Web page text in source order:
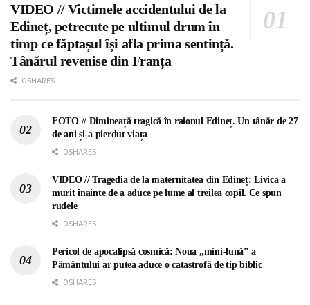
VIDEO // Victimele accidentului de la
Edineț, petrecute pe ultimul drum în
timp ce făptașul își afla prima sentință.
Tânărul revenise din Franța
0 SHARES
FOTO // Dimineață tragică în raionul Edineț. Un tânăr de 27
de ani și-a pierdut viața
0 SHARES
VIDEO // Tragedia de la maternitatea din Edineț: Livica a
murit înainte de a aduce pe lume al treilea copil. Ce spun
rudele
0 SHARES
Pericol de apocalipsă cosmică: Noua „mini-lună” a
Pământului ar putea aduce o catastrofă de tip biblic
0 SHARES